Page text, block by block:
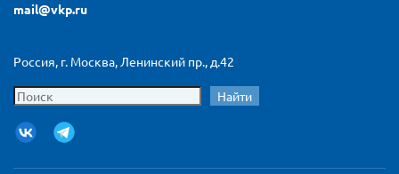
mail@vkp.ru
Россия, г. Москва, Ленинский пр., д.42
Найти